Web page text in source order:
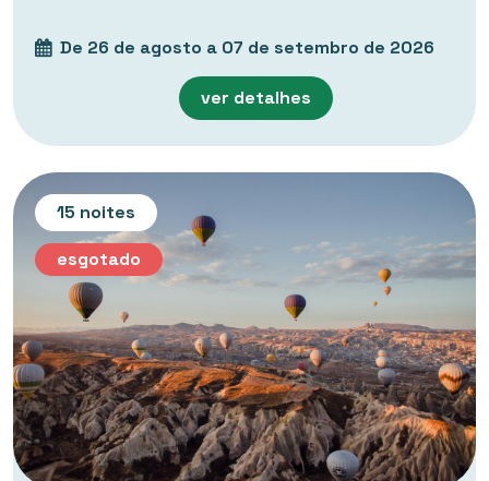
De 26 de agosto a 07 de setembro de 2026
ver detalhes
15 noites
esgotado